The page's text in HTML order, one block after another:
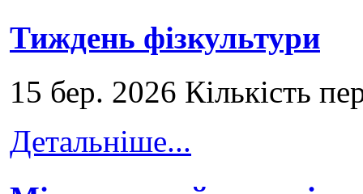
Тиждень фізкультури
15 бер. 2026 Кількість
Детальніше...